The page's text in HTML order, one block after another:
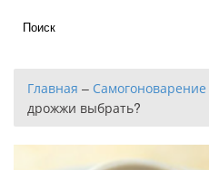
Главная – Самогоноварение
дрожжи выбрать?